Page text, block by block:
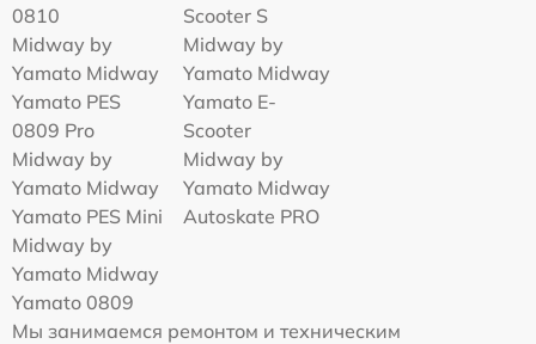
0810
Scooter S
Midway by
Yamato Midway
Yamato PES
0809 Pro
Midway by
Yamato Midway
Yamato E-
Scooter
Midway by
Yamato Midway
Yamato PES Mini
Midway by
Yamato Midway
Autoskate PRO
Midway by
Yamato Midway
Yamato 0809
Мы занимаемся ремонтом и техническим